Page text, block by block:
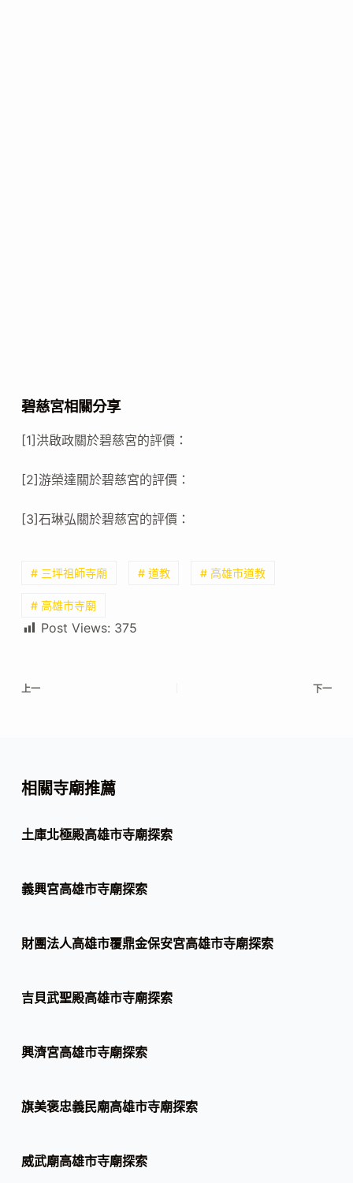
碧慈宮相關分享
[1]洪啟政關於碧慈宮的評價：
[2]游榮達關於碧慈宮的評價：
[3]石琳弘關於碧慈宮的評價：
# 三坪祖師寺廟 # 道教 # 高雄市道教
# 高雄市寺廟
Post Views: 375
上一 下一
相關寺廟推薦
土庫北極殿高雄市寺廟探索
義興宮高雄市寺廟探索
財團法人高雄市覆鼎金保安宮高雄市寺廟探索
吉貝武聖殿高雄市寺廟探索
興濟宮高雄市寺廟探索
旗美褒忠義民廟高雄市寺廟探索
威武廟高雄市寺廟探索